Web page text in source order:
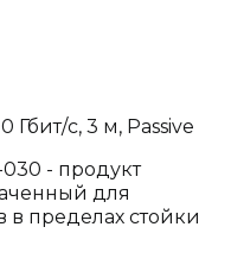
Гбит/с, 3 м, Passive
030 - продукт
для
пределах стойки